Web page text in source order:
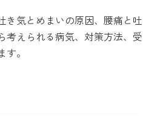
気とめまいの原因、 腰痛と吐
考えられる病気、対策方法、受
。